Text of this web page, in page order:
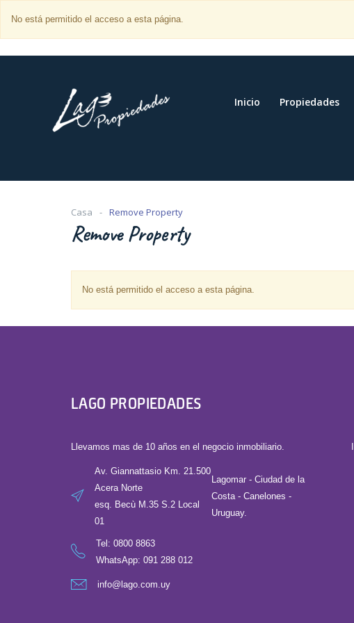
No está permitido el acceso a esta página.
Inicio Propiedades
Casa Remove Property
Remove Property
No está permitido el acceso a esta página.
LAGO PROPIEDADES
Llevamos mas de 10 años en el negocio inmobiliario.
Av. Giannattasio Km. 21.500
Acera Norte
esq. Becù M.35 S.2 Local
01
Lagomar - Ciudad de la
Costa - Canelones -
Uruguay.
Tel: 0800 8863
WhatsApp: 091 288 012
info@lago.com.uy